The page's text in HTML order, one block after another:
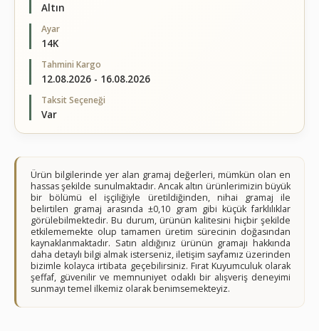
Altın
Ayar
14K
Tahmini Kargo
12.08.2026 - 16.08.2026
Taksit Seçeneği
Var
Ürün bilgilerinde yer alan gramaj değerleri, mümkün olan en
hassas şekilde sunulmaktadır. Ancak altın ürünlerimizin büyük
bir bölümü el işçiliğiyle üretildiğinden, nihai gramaj ile
belirtilen gramaj arasında ±0,10 gram gibi küçük farklılıklar
görülebilmektedir. Bu durum, ürünün kalitesini hiçbir şekilde
etkilememekte olup tamamen üretim sürecinin doğasından
kaynaklanmaktadır. Satın aldığınız ürünün gramajı hakkında
daha detaylı bilgi almak isterseniz, iletişim sayfamız üzerinden
bizimle kolayca irtibata geçebilirsiniz. Fırat Kuyumculuk olarak
şeffaf, güvenilir ve memnuniyet odaklı bir alışveriş deneyimi
sunmayı temel ilkemiz olarak benimsemekteyiz.